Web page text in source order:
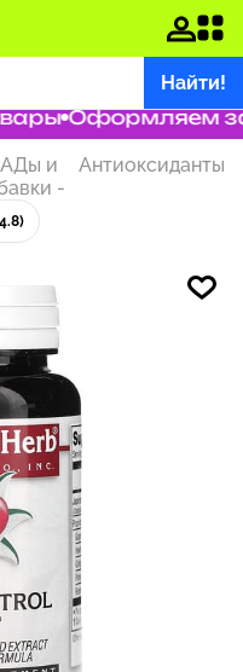
Найти!
Оформляем
и
-
Антиоксиданты